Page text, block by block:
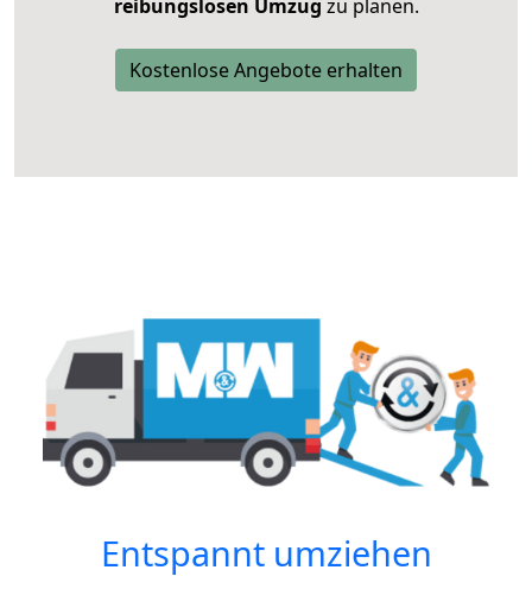
reibungslosen Umzug zu planen.
Kostenlose Angebote erhalten
Entspannt umziehen